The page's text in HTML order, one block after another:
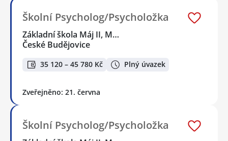
Školní Psycholog/Psycholožka
Základní škola Máj II, M…
České Budějovice
35 120 – 45 780 Kč Plný úvazek
Zveřejněno: 21. června
Školní Psycholog/Psycholožka